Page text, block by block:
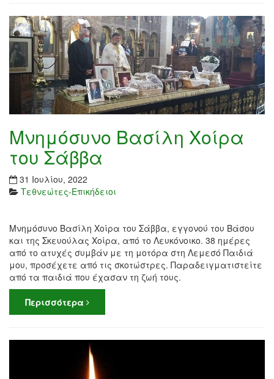
Μνημόσυνο Βασίλη Χοίρα
του Σάββα
31 Ιουλίου, 2022
Τεθνεώτες-Επικήδειοι
Μνημόσυνο Βασίλη Χοίρα του Σάββα, εγγονού του Βάσου
και της Σκευούλας Χοίρα, από το Λευκόνοικο. 38 ημέρες
από το ατυχές συμβάν με τη μοτόρα στη Λεμεσό Παιδιά
μου, προσέχετε από τις σκοτώστρες. Παραδειγματιστείτε
από τα παιδιά που έχασαν τη ζωή τους.
Περισσότερα